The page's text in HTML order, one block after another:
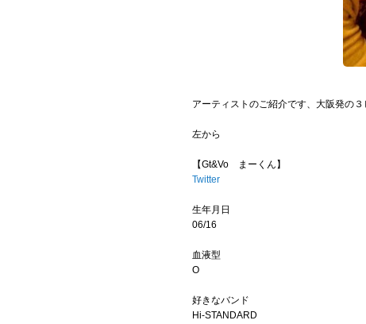
アーティストのご紹介です、大阪発の
左から
【Gt&Vo まーくん】
Twitter
生年月日
06/16
血液型
O
好きなバンド
Hi-STANDARD